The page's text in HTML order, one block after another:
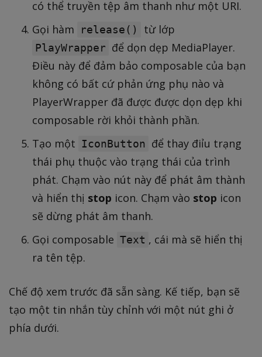
có thể truyền tệp âm thanh như một URI.
Gọi hàm
release() từ lớp
PlayWrapper để dọn dẹp MediaPlayer.
Điều này để đảm bảo composable của bạn
không có bất cứ phản ứng phụ nào và
PlayerWrapper đã được được dọn dẹp khi
composable rời khỏi thành phần.
Tạo một IconButton để thay điỉu trạng
thái phụ thuộc vào trạng thái của trình
phát. Chạm vào nút này để phát âm thành
và hiển thị stop icon. Chạm vào stop icon
sẽ dừng phát âm thanh.
Gọi composable Text , cái mà sẽ hiển thị
ra tên tệp.
Chế độ xem trước đã sẵn sàng. Kế tiếp, bạn sẽ
tạo một tin nhắn tùy chỉnh với một nút ghi ở
phía dưới.